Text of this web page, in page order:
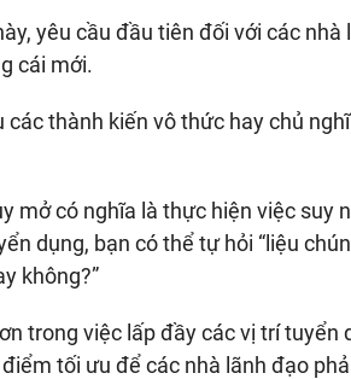
yêu cầu đầu tiên đối với các
cái mới.
thành kiến vô thức hay chủ
mở có nghĩa là thực hiện việc suy
dụng, bạn có thể tự hỏi “liệu
không?”
trong việc lấp đầy các vị trí tuyển
tối ưu để các nhà lãnh đạo